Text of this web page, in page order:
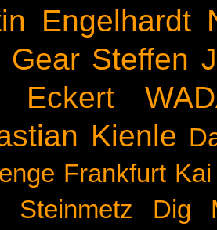
Engelhardt
Gear Steffen
Eckert
Kienle
Frankfurt
Steinmetz
Dig